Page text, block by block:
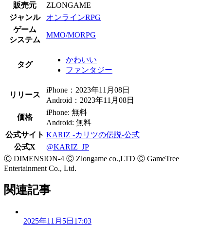
販売元
ZLONGAME
ジャンル
オンラインRPG
ゲーム
システム
MMO/MORPG
タグ
かわいい
ファンタジー
リリース
iPhone：2023年11月08日
Android：2023年11月08日
価格
iPhone: 無料
Android: 無料
公式サイト KARIZ -カリツの伝説-公式
公式X
@KARIZ_JP
Ⓒ DIMENSION-4 Ⓒ Zlongame co.,LTD Ⓒ GameTree
Entertainment Co., Ltd.
関連記事
2025年11月5日17:03